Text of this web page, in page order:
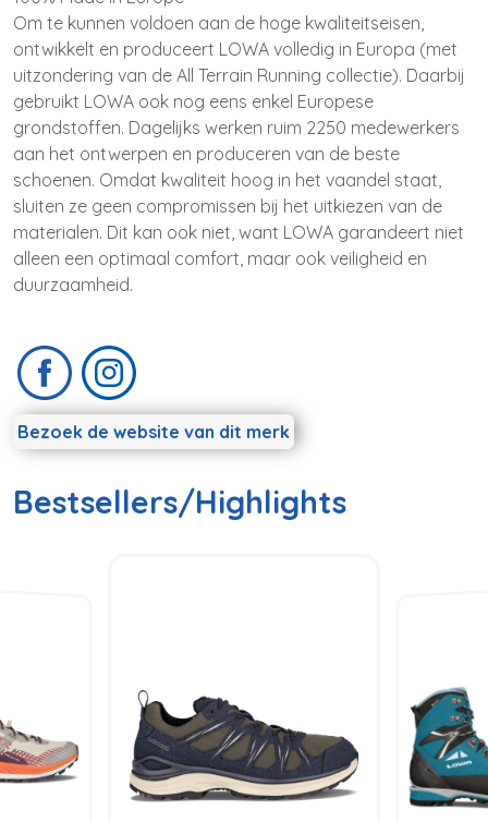
Om te kunnen voldoen aan de hoge kwaliteitseisen,
ontwikkelt en produceert LOWA volledig in Europa (met
uitzondering van de All Terrain Running collectie). Daarbij
gebruikt LOWA ook nog eens enkel Europese
grondstoffen. Dagelijks werken ruim 2250 medewerkers
aan het ontwerpen en produceren van de beste
schoenen. Omdat kwaliteit hoog in het vaandel staat,
sluiten ze geen compromissen bij het uitkiezen van de
materialen. Dit kan ook niet, want LOWA garandeert niet
alleen een optimaal comfort, maar ook veiligheid en
duurzaamheid.
Bezoek de website van dit merk
Bestsellers/Highlights